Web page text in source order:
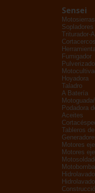
Sensei
Motosierras
Sopladores
Triturador-
Cortacercos
Fumigador
Hoyadora
Taladro
A Batería
Podadora
Aceites
Tableros
Motores
Motores